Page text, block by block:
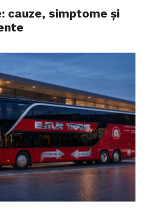
cauze, simptome și